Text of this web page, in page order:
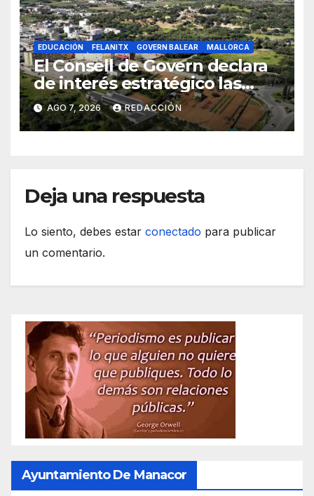
EDUCACIÓN FELANITX GOVERN BALEAR MALLORCA
El Consell de Govern declara
de interés estratégico las
obras de acceso al nuevo
CEIP de Felanitx
AGO 7, 2026 REDACCIÓN
Deja una respuesta
Lo siento, debes estar conectado para publicar
un comentario.
Ayuntamiento De Manacor